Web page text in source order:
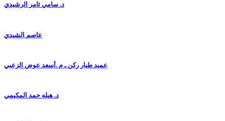
د. سامي ثامر الرشيدي
عاصم الشيدي
عميد طيار ركن ـ م .أسعد عوض الزعبي
د. هيله حمد المكيمي